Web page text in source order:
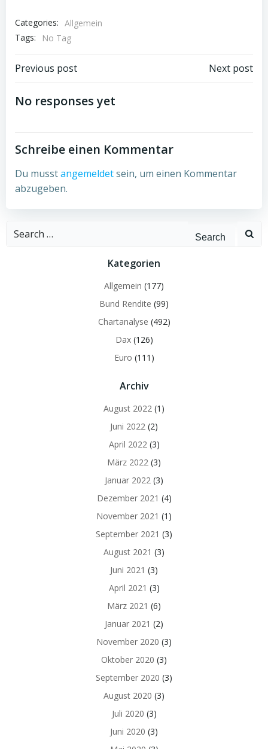
Categories: Allgemein
Tags:
No Tag
Post
navigation
Previous post Next post
No responses yet
Schreibe einen Kommentar
Du musstangemeldetsein, um einen Kommentar
abzugeben.
Search
Kategorien
Allgemein (177)
Bund Rendite (99)
Chartanalyse (492)
Dax(126)
Euro (111)
Archiv
August 2022 (1)
Juni 2022 (2)
April 2022 (3)
März 2022 (3)
Januar 2022 (3)
Dezember 2021 (4)
November 2021 (1)
September 2021 (3)
August 2021 (3)
Juni 2021 (3)
April 2021 (3)
März 2021 (6)
Januar 2021 (2)
November 2020 (3)
Oktober 2020 (3)
September 2020 (3)
August 2020 (3)
Juli 2020 (3)
Juni 2020 (3)